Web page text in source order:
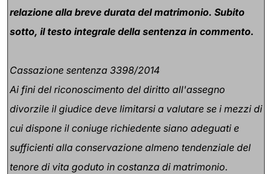
relazione alla breve durata del matrimonio. Subito
sotto, il testo integrale della sentenza in commento.
Cassazione sentenza 3398/2014
Ai fini del riconoscimento del diritto all'assegno
divorzile il giudice deve limitarsi a valutare se i mezzi di
cui dispone il coniuge richiedente siano adeguati e
sufficienti alla conservazione almeno tendenziale del
tenore di vita goduto in costanza di matrimonio.